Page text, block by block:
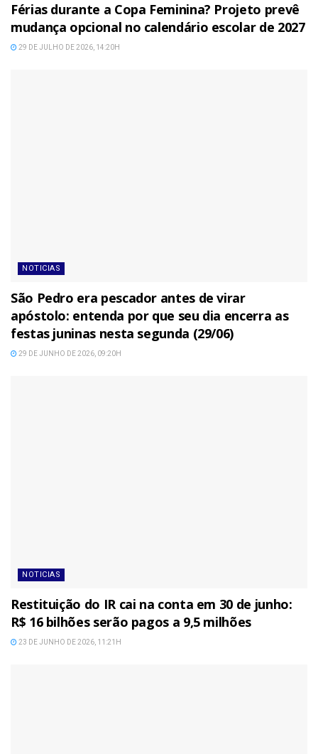
Férias durante a Copa Feminina? Projeto prevê
mudança opcional no calendário escolar de 2027
29 DE JULHO DE 2026, 14:20H
NOTICIAS
São Pedro era pescador antes de virar
apóstolo: entenda por que seu dia encerra as
festas juninas nesta segunda (29/06)
29 DE JUNHO DE 2026, 09:20H
NOTICIAS
Restituição do IR cai na conta em 30 de junho:
R$ 16 bilhões serão pagos a 9,5 milhões
23 DE JUNHO DE 2026, 11:21H